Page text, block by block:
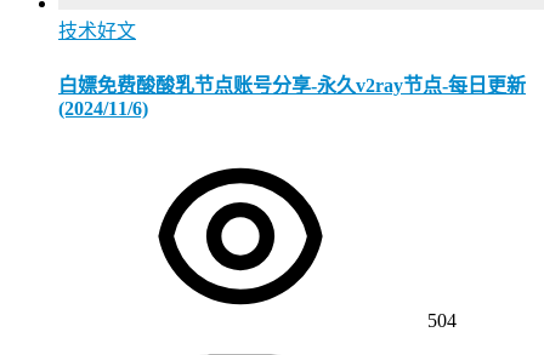
技术好文
白嫖免费酸酸乳节点账号分享-永久v2ray节点-每日更新
(2024/11/6)
504